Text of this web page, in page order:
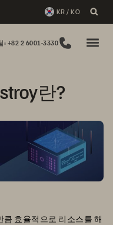
KR / KO
: +82 2 6001-3330
란?
큼 효율적으로 리소스를 해